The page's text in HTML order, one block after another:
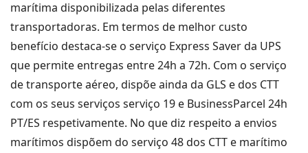
marítima disponibilizada pelas diferentes
transportadoras. Em termos de melhor custo
benefício destaca-se o serviço Express Saver da UPS
que permite entregas entre 24h a 72h. Com o serviço
de transporte aéreo, dispõe ainda da GLS e dos CTT
com os seus serviços serviço 19 e BusinessParcel 24h
PT/ES respetivamente. No que diz respeito a envios
marítimos dispõem do serviço 48 dos CTT e marítimo